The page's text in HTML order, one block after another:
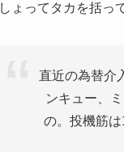
しょってタカを括っ
直近の為替介
ンキュー、
の。投機筋